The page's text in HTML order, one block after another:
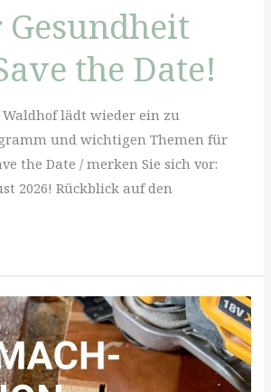
Gesundheit
the Date!
lädt wieder ein zu
und wichtigen Themen für
the Date / merken Sie sich vor:
2026! Rückblick auf den